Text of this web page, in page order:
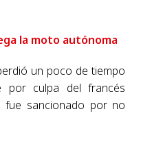
la moto autónoma
un poco de tiempo
por culpa del francés
fue sancionado por no